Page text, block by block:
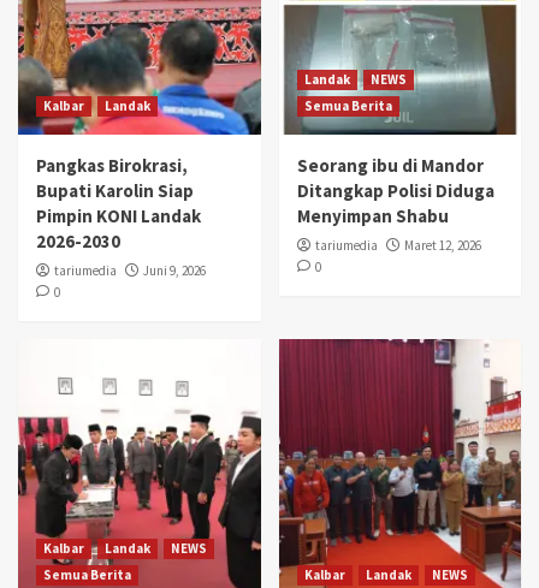
Kalbar Landak
Pangkas Birokrasi,
Bupati Karolin Siap
Pimpin KONI Landak
2026-2030
tariumedia
Juni 9, 2026
0
Landak
NEWS
Semua Berita
Seorang ibu di Mandor
Ditangkap Polisi Diduga
Menyimpan Shabu
tariumedia
Maret 12, 2026
0
Kalbar Landak
NEWS
Semua Berita
Kalbar Landak NEWS